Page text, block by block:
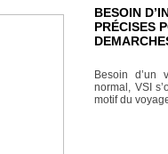
BESOIN
PRÉCISES
Besoin
normal, VSI
motif du